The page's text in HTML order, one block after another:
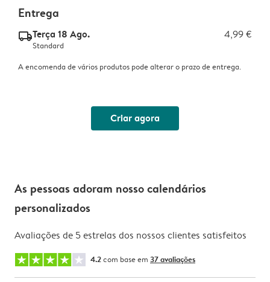
Entrega
delivery_standard_v2Terça 18 Ago. 4,99 €
Standard
A encomenda de vários produtos pode alterar o prazo de entrega.
Criar agora
As pessoas adoram nosso calendários
personalizados
Avaliações de 5 estrelas dos nossos clientes satisfeitos
4.2com base em 37 avaliações